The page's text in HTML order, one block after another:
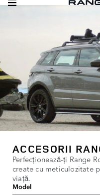
ACCESORII
Perfecționează-ți Range
create cu meticulozitate
viață.
Model